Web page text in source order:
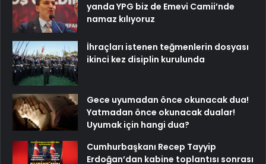
yanda YPG biz de Emevi Camii’nde
namaz kılıyoruz
İhraçları istenen teğmenlerin dosyası
ikinci kez disiplin kurulunda
Gece uyumadan önce okunacak dua!
Yatmadan önce okunacak dualar!
Uyumak için hangi dua?
Cumhurbaşkanı Recep Tayyip
Erdoğan’dan kabine toplantısı sonrası